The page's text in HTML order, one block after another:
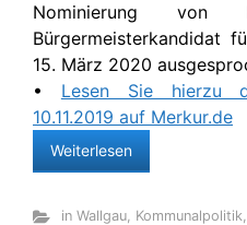
Nominierung von
Bürgermeisterkandidat
15. März 2020
• Lesen Sie hierzu
10.11.2019 auf Merkur.de
Weiterlesen
in Wallgau, Kommunalpolitik,